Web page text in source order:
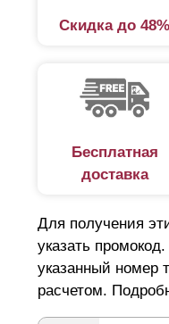
Скидка до 48%
Бесплатная
доставка
Для получения
указать
указанный номер
расчетом.